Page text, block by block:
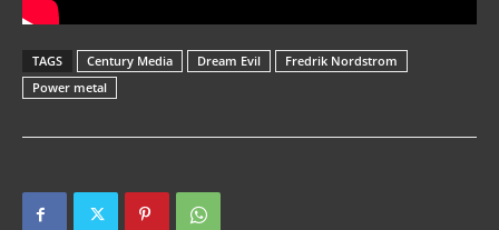
TAGS Century Media Dream Evil
Fredrik Nordstrom
Power metal